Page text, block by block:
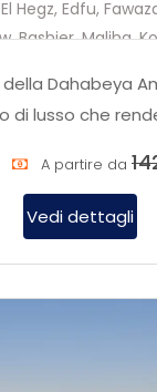
Hegz, Edfu,
Bashier, Maliha,
Dahabeya
di lusso che
A partire da
Vedi dettagli